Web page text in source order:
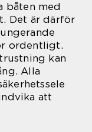
båten med
Det är därför
ordentligt.
kan
Alla
att